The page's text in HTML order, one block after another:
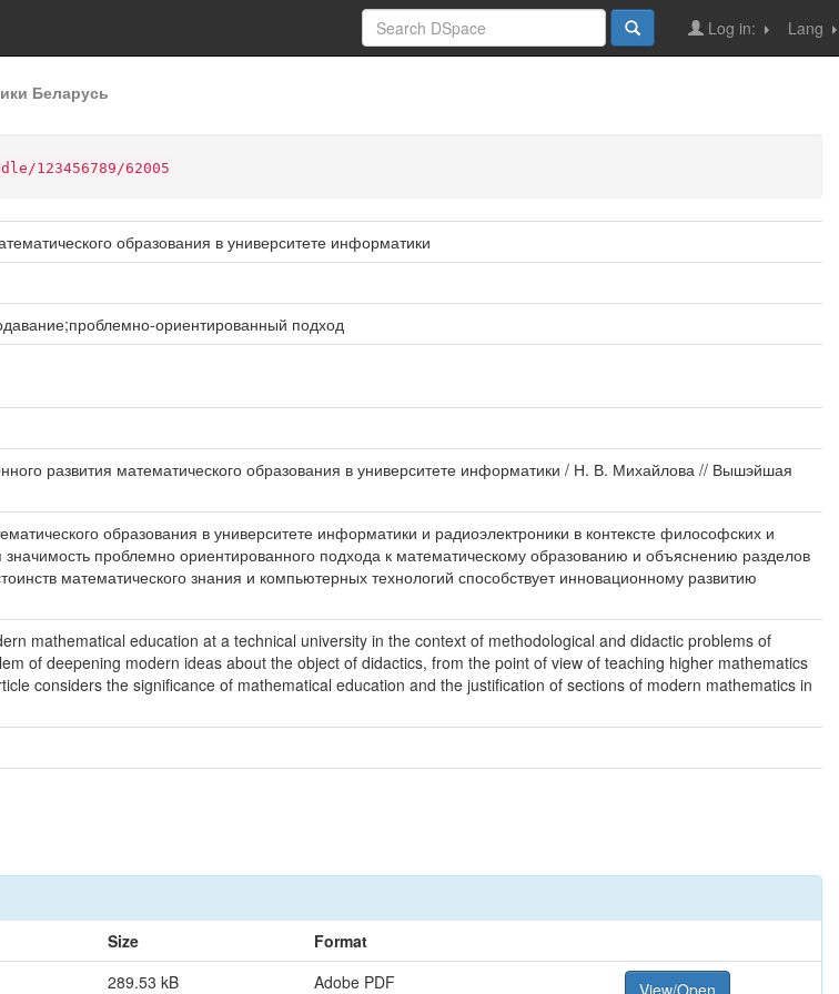
Lang
Log in:
Беларусь
123456789/62005
образования в университете информатики
ориентированный подход
развития математического образования в университете информатики / Н. В. Михайлова // Вышэйшая
образования в университете информатики и радиоэлектроники в контексте философских и
проблемно ориентированного подхода к математическому образованию и объяснению разделов
математического знания и компьютерных технологий способствует инновационному развитию
mathematical education at a technical university in the context of methodological and didactic problems of
of deepening modern ideas about the object of didactics, from the point of view of teaching higher mathematics
considers the significance of mathematical education and the justification of sections of modern mathematics in
Size
Format
289.53 kB Adobe PDF View/Open